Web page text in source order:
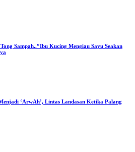
Sampah..”Ibu Kucing Mengiau Sayu Seakan
‘ArwAh’, Lintas Landasan Ketika Palang